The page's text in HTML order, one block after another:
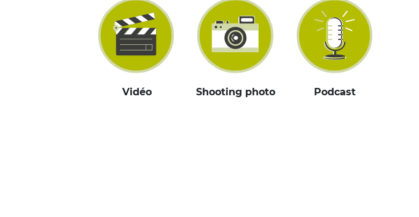
Vidéo Shooting photo Podcast